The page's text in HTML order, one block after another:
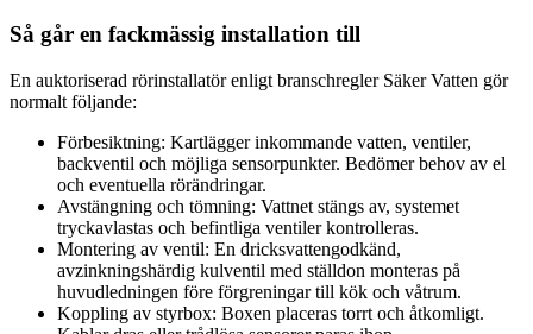
Så går en fackmässig installation till
En auktoriserad rörinstallatör enligt branschregler Säker Vatten gör
normalt följande:
Förbesiktning: Kartlägger inkommande vatten, ventiler,
backventil och möjliga sensorpunkter. Bedömer behov av el
och eventuella rörändringar.
Avstängning och tömning: Vattnet stängs av, systemet
tryckavlastas och befintliga ventiler kontrolleras.
Montering av ventil: En dricksvattengodkänd,
avzinkningshärdig kulventil med ställdon monteras på
huvudledningen före förgreningar till kök och våtrum.
Koppling av styrbox: Boxen placeras torrt och åtkomligt.